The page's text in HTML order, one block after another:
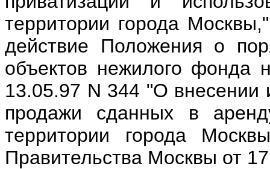
территории города
действие Положения о
объектов нежилого фонда
13.05.97 N 344 "О внесении
продажи сданных в
территории города
Правительства Москвы от